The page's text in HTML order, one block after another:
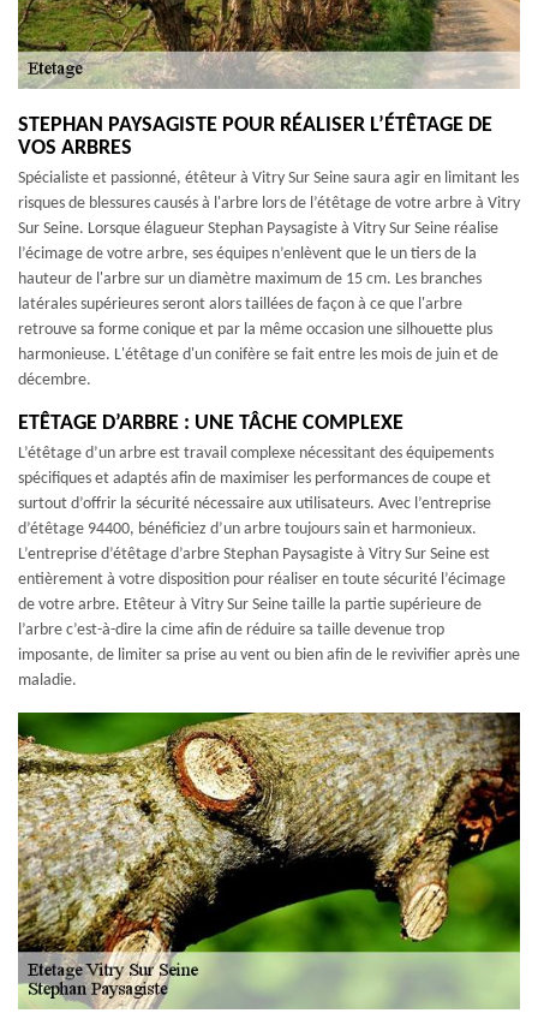
STEPHAN PAYSAGISTE POUR RÉALISER L’ÉTÊTAGE DE
VOS ARBRES
Spécialiste et passionné, étêteur à Vitry Sur Seine saura agir en limitant les
risques de blessures causés à l'arbre lors de l’étêtage de votre arbre à Vitry
Sur Seine. Lorsque élagueur Stephan Paysagiste à Vitry Sur Seine réalise
l’écimage de votre arbre, ses équipes n’enlèvent que le un tiers de la
hauteur de l'arbre sur un diamètre maximum de 15 cm. Les branches
latérales supérieures seront alors taillées de façon à ce que l'arbre
retrouve sa forme conique et par la même occasion une silhouette plus
harmonieuse. L'étêtage d'un conifère se fait entre les mois de juin et de
décembre.
ETÊTAGE D’ARBRE : UNE TÂCHE COMPLEXE
L’étêtage d’un arbre est travail complexe nécessitant des équipements
spécifiques et adaptés afin de maximiser les performances de coupe et
surtout d’offrir la sécurité nécessaire aux utilisateurs. Avec l’entreprise
d’étêtage 94400, bénéficiez d’un arbre toujours sain et harmonieux.
L’entreprise d’étêtage d’arbre Stephan Paysagiste à Vitry Sur Seine est
entièrement à votre disposition pour réaliser en toute sécurité l’écimage
de votre arbre. Etêteur à Vitry Sur Seine taille la partie supérieure de
l’arbre c’est-à-dire la cime afin de réduire sa taille devenue trop
imposante, de limiter sa prise au vent ou bien afin de le revivifier après une
maladie.